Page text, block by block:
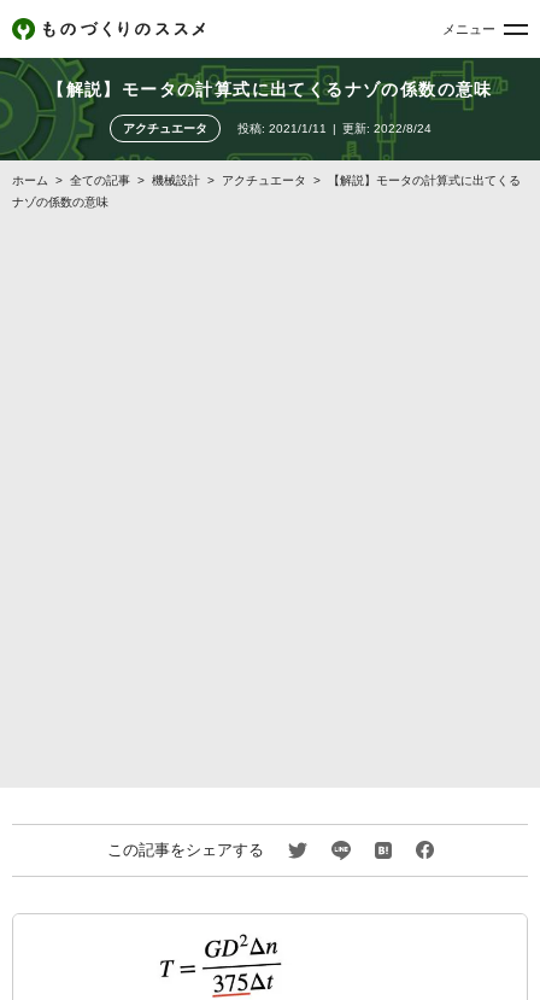
メニュー
【解説】モータの計算式に出てくるナゾの係数の意味
アクチュエータ 投稿: 2021/1/11 更新: 2022/8/24
ホーム > 全ての記事 > 機械設計 > アクチュエータ >
【解説】モータの計算式に出てくる
ナゾの係数の意味
この記事をシェアする